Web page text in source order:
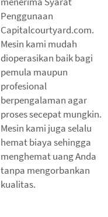
Penggunaan
Capitalcourtyard.com.
Mesin kami mudah
dioperasikan baik bagi
pemula maupun
profesional
berpengalaman agar
proses secepat mungkin.
Mesin kami juga selalu
hemat biaya sehingga
menghemat uang Anda
tanpa mengorbankan
kualitas.